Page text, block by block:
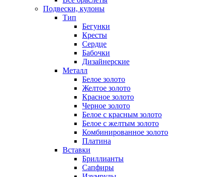
Подвески, кулоны
Тип
Бегунки
Кресты
Сердце
Бабочки
Дизайнерские
Металл
Белое золото
Желтое золото
Красное золото
Черное золото
Белое с красным золото
Белое с желтым золото
Комбинированное золото
Платина
Вставки
Бриллианты
Сапфиры